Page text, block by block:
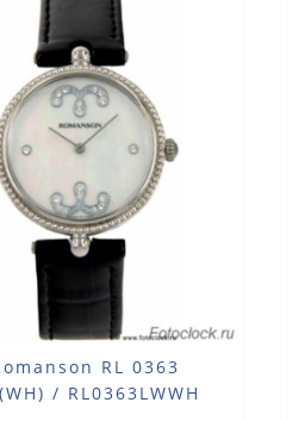
RL 0363
/ RL0363LWWH